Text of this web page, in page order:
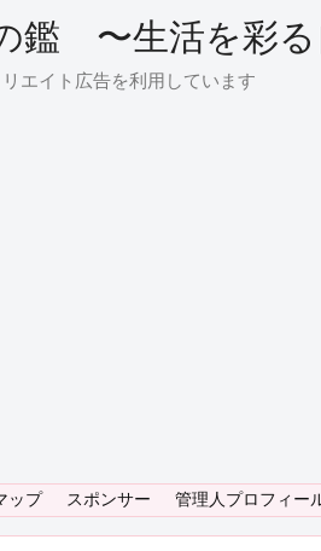
鑑 〜生活を彩
エイト広告を利用しています
ップ スポンサー 管理人プロフィー